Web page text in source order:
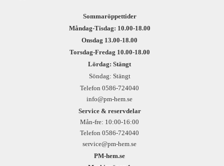
Sommaröppettider
Måndag-Tisdag: 10.00-18.00
Onsdag 13.00-18.00
Torsdag-Fredag 10.00-18.00
Lördag: Stängt
Söndag: Stängt
Telefon 0586-724040
info@pm-hem.se
Service & reservdelar
Mån-fre: 10:00-16:00
Telefon 0586-724040
service@pm-hem.se
PM-hem.se